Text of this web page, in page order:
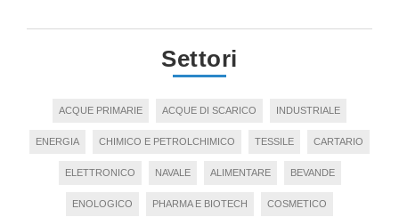
Settori
ACQUE PRIMARIE ACQUE DI SCARICO INDUSTRIALE
ENERGIA CHIMICO E PETROLCHIMICO TESSILE CARTARIO
ELETTRONICO NAVALE ALIMENTARE BEVANDE
ENOLOGICO PHARMA E BIOTECH COSMETICO